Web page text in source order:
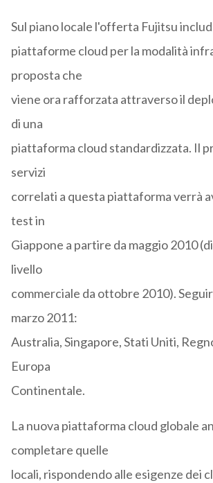
Sul piano locale l'offerta Fujitsu
piattaforme cloud per la modalità
proposta che
viene ora rafforzata attraverso il
di una
piattaforma cloud standardizzata. Il
servizi
correlati a questa piattaforma verrà
test in
Giappone a partire da maggio 2010
livello
commerciale da ottobre 2010).
marzo 2011:
Australia, Singapore, Stati Uniti,
Europa
Continentale.
La nuova piattaforma cloud globale
completare quelle
locali, rispondendo alle esigenze dei